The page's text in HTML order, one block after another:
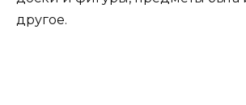
другое.